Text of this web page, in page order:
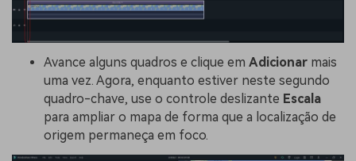
Avance alguns quadros e clique em Adicionar mais
uma vez. Agora, enquanto estiver neste segundo
quadro-chave, use o controle deslizante Escala
para ampliar o mapa de forma que a localização de
origem permaneça em foco.